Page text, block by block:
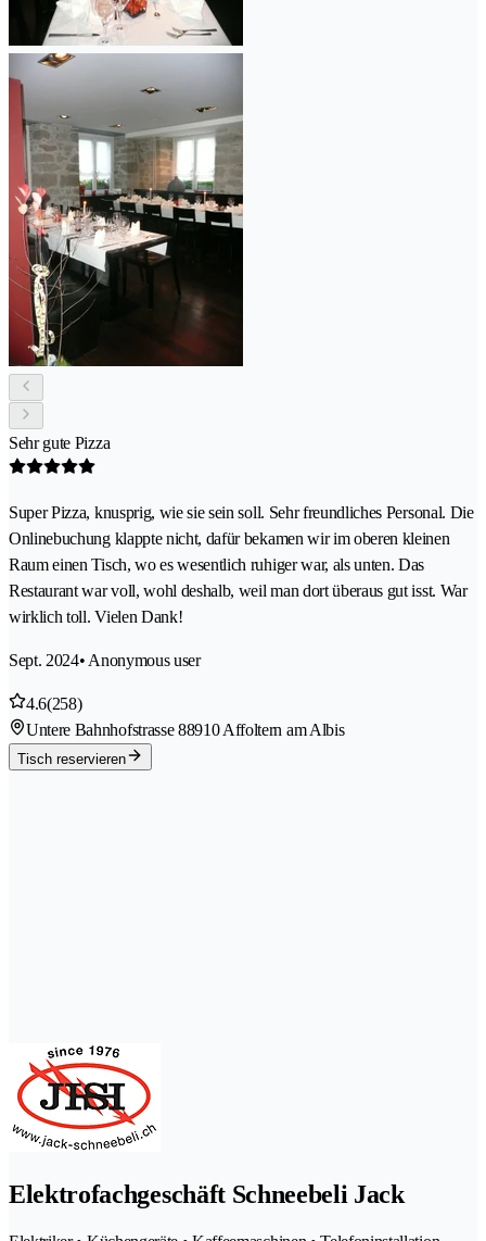
Sehr gute Pizza
Super Pizza, knusprig, wie sie sein soll. Sehr freundliches Personal. Die
Onlinebuchung klappte nicht, dafür bekamen wir im oberen kleinen
Raum einen Tisch, wo es wesentlich ruhiger war, als unten. Das
Restaurant war voll, wohl deshalb, weil man dort überaus gut isst. War
wirklich toll. Vielen Dank!
Sept. 2024• Anonymous user
4.6(258)
Untere Bahnhofstrasse 88910 Affoltern am Albis
Tisch reservieren
Elektrofachgeschäft Schneebeli Jack